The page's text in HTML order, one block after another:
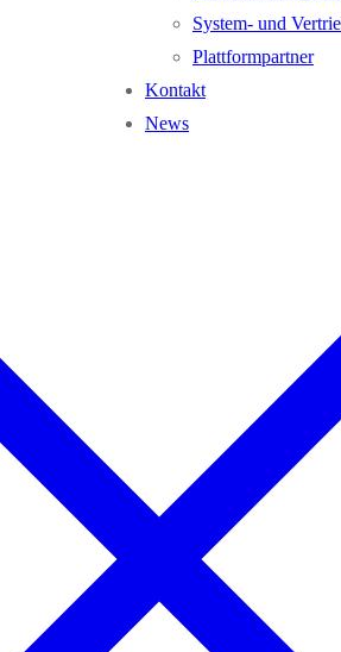
System- und
Plattformpartner
Kontakt
News